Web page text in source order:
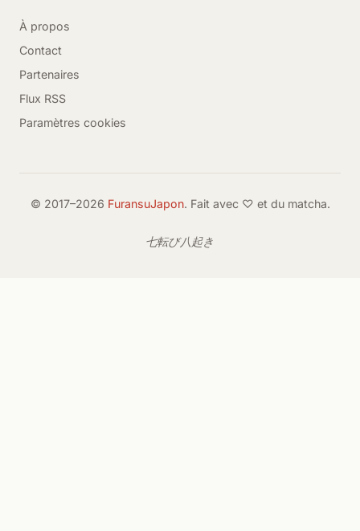
À propos
Contact
Partenaires
Flux RSS
Paramètres cookies
© 2017–2026 FuransuJapon. Fait avec ♡ et du matcha.
七転び八起き